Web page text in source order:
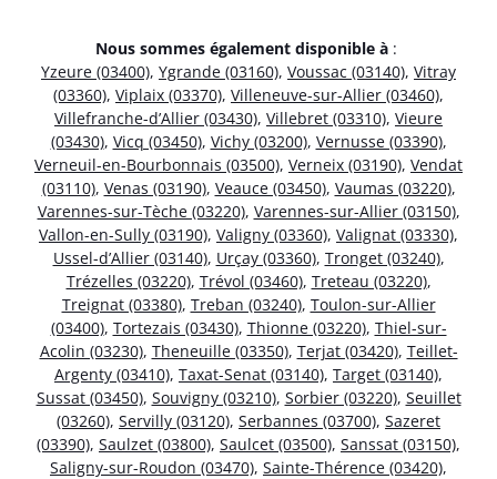
Nous sommes également disponible à :
Yzeure (03400), Ygrande (03160), Voussac (03140), Vitray
(03360), Viplaix (03370), Villeneuve-sur-Allier (03460),
Villefranche-d’Allier (03430), Villebret (03310), Vieure
(03430), Vicq (03450), Vichy (03200), Vernusse (03390),
Verneuil-en-Bourbonnais (03500), Verneix (03190), Vendat
(03110), Venas (03190), Veauce (03450), Vaumas (03220),
Varennes-sur-Tèche (03220), Varennes-sur-Allier (03150),
Vallon-en-Sully (03190), Valigny (03360), Valignat (03330),
Ussel-d’Allier (03140), Urçay (03360), Tronget (03240),
Trézelles (03220), Trévol (03460), Treteau (03220),
Treignat (03380), Treban (03240), Toulon-sur-Allier
(03400), Tortezais (03430), Thionne (03220), Thiel-sur-
Acolin (03230), Theneuille (03350), Terjat (03420), Teillet-
Argenty (03410), Taxat-Senat (03140), Target (03140),
Sussat (03450), Souvigny (03210), Sorbier (03220), Seuillet
(03260), Servilly (03120), Serbannes (03700), Sazeret
(03390), Saulzet (03800), Saulcet (03500), Sanssat (03150),
Saligny-sur-Roudon (03470), Sainte-Thérence (03420),